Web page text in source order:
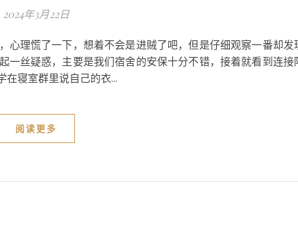
2024年3月22日
心理慌了一下，想着不会是进贼了吧，但是仔细观察一番却发
一丝疑惑，主要是我们宿舍的安保十分不错，接着就看到连接
在寝室群里说自己的衣...
阅读更多